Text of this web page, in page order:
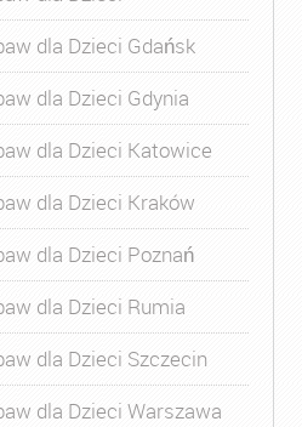
dla Dzieci Gdańsk
dla Dzieci Gdynia
dla Dzieci Katowice
dla Dzieci Kraków
dla Dzieci Poznań
dla Dzieci Rumia
dla Dzieci Szczecin
dla Dzieci Warszawa